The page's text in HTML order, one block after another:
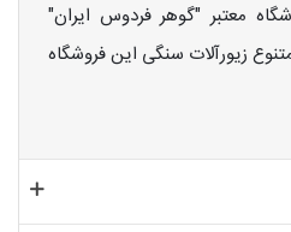
معتبر "گوهر فردوس ایران"
زیورآلات سنگی این فروشگاه